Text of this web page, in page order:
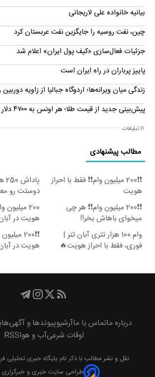
بیانیه خانواده علی لاریجانی
چین، نفت روسیه را جایگزین نفت عربستان کرد
جزئیات فعال‌سازی «کیف پول ایران» اعلام شد
پاییز پرباران در راه ایران است
زندگی میان ویرانه‌ها؛ اردوگاه جبالیا از زاویه دوربین
پیش‌بینی جدید از قیمت طلا؛ هر اونس به ۴۷۰۰ دلار می‌رسد؟
تبلیغات
مطالب پیشنهادی
❗❗200 میلیون وام❗❗ فقط با احراز
هویت
دوستت رو
😍
❗❗200 میلیون وام❗❗ هر چی
میخوای باهاش بخر!!
200 میلیون
هویت در
وام 100 هزار تتری آبان تتر |
فوری، فقط با احراز هویت🔥
❗❗200
هویت در
درباره ماتماس با ماآرشیوپیوند‌ها و آگهی‌ها
اوقات شرعیآب و هواRSS
نقل و نشر مطالب با ذکر نام پايگاه خبری تحليلی
طراحی سایت خبری و خبرگزاری